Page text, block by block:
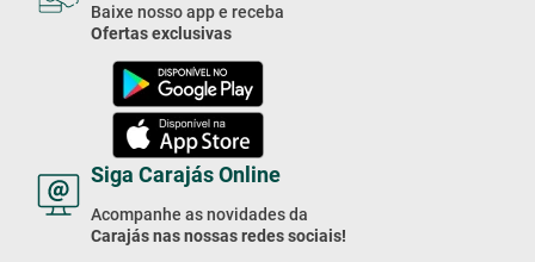
Baixe nosso app e receba
Ofertas exclusivas
Siga Carajás Online
Acompanhe as novidades da
Carajás nas nossas redes sociais!